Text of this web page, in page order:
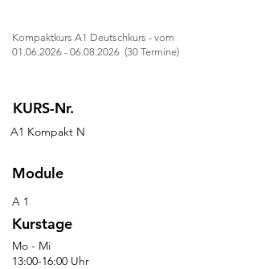
Kompaktkurs A1 Deutschkurs - vom
01.06.2026 - 06.08.2026 (30 Termine)
KURS-Nr.
A1 Kompakt N
Module
A 1
Kurstage
Mo - Mi
13:00-16:00 Uhr